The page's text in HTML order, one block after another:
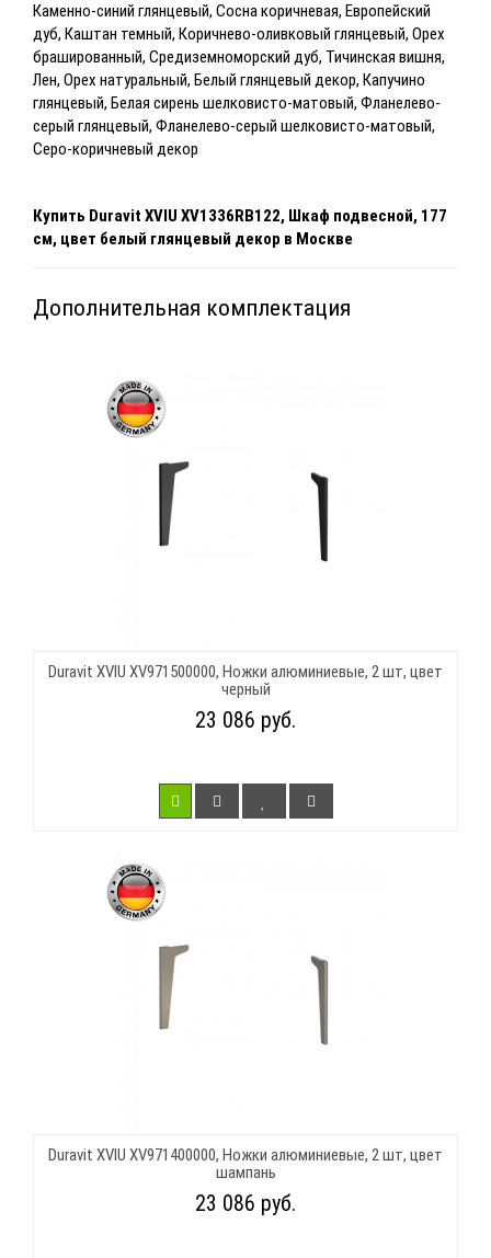
Каменно-синий глянцевый, Сосна коричневая, Европейский
дуб, Каштан темный, Коричнево-оливковый глянцевый, Орех
брашированный, Средиземноморский дуб, Тичинская вишня,
Лен, Орех натуральный, Белый глянцевый декор, Капучино
глянцевый, Белая сирень шелковисто-матовый, Фланелево-
серый глянцевый, Фланелево-серый шелковисто-матовый,
Серо-коричневый декор
Купить Duravit XVIU XV1336RB122, Шкаф подвесной, 177
см, цвет белый глянцевый декор в Москве
Дополнительная комплектация
Duravit XVIU XV971500000, Ножки алюминиевые, 2 шт, цвет
черный
23 086 руб.
Duravit XVIU XV971400000, Ножки алюминиевые, 2 шт, цвет
шампань
23 086 руб.